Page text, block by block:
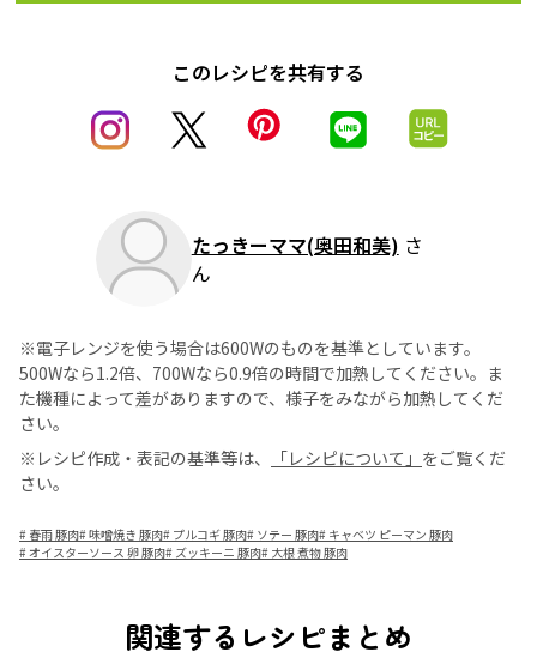
このレシピを共有する
たっきーママ(奥田和美) さ
ん
※電子レンジを使う場合は600Wのものを基準としています。
500Wなら1.2倍、700Wなら0.9倍の時間で加熱してください。ま
た機種によって差がありますので、様子をみながら加熱してくだ
さい。
※レシピ作成・表記の基準等は、
「レシピについて」 をご覧くだ
さい。
# 春雨 豚肉#味噌焼き 豚肉# プルコギ 豚肉# ソテー 豚肉# キャベツ ピーマン 豚肉
#オイスターソース 卵 豚肉# ズッキーニ 豚肉# 大根 煮物 豚肉
関連するレシピまとめ